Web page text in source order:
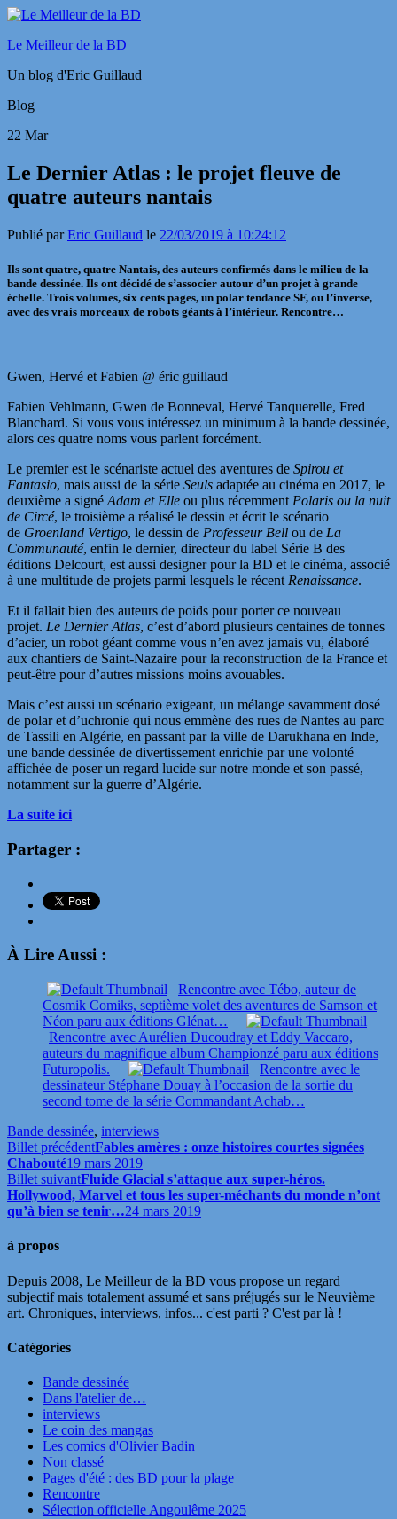
Le Meilleur de la BD
Un blog d'Eric Guillaud
Blog
22 Mar
Le Dernier Atlas : le projet fleuve de
quatre auteurs nantais
Publié parEric Guillaud le 22/03/2019 à 10:24:12
Ils sont quatre, quatre Nantais, des auteurs confirmés dans le milieu de la
bande dessinée. Ils ont décidé de s’associer autour d’un projet à grande
échelle. Trois volumes, six cents pages, un polar tendance SF, ou l’inverse,
avec des vrais morceaux de robots géants à l’intérieur. Rencontre…
Gwen, Hervé et Fabien @ éric guillaud
Fabien Vehlmann, Gwen de Bonneval, Hervé Tanquerelle, Fred
Blanchard. Si vous vous intéressez un minimum à la bande dessinée,
alors ces quatre noms vous parlent forcément.
Le premier est le scénariste actuel des aventures de Spirou et
Fantasio, mais aussi de la série Seuls adaptée au cinéma en 2017, le
deuxième a signé Adam et Elle ou plus récemment Polaris ou la nuit
de Circé, le troisième a réalisé le dessin et écrit le scénario
de Groenland Vertigo, le dessin de Professeur Bell ou de La
Communauté, enfin le dernier, directeur du label Série B des
éditions Delcourt, est aussi designer pour la BD et le cinéma, associé
à une multitude de projets parmi lesquels le récent Renaissance.
Et il fallait bien des auteurs de poids pour porter ce nouveau
projet. Le Dernier Atlas, c’est d’abord plusieurs centaines de tonnes
d’acier, un robot géant comme vous n’en avez jamais vu, élaboré
aux chantiers de Saint-Nazaire pour la reconstruction de la France et
peut-être pour d’autres missions moins avouables.
Mais c’est aussi un scénario exigeant, un mélange savamment dosé
de polar et d’uchronie qui nous emmène des rues de Nantes au parc
de Tassili en Algérie, en passant par la ville de Darukhana en Inde,
une bande dessinée de divertissement enrichie par une volonté
affichée de poser un regard lucide sur notre monde et son passé,
notamment sur la guerre d’Algérie.
La suite ici
Partager :
À Lire Aussi :
Rencontre avec Tébo, auteur de
Cosmik Comiks, septième volet des aventures de Samson et
Néon paru aux éditions Glénat…
Rencontre avec Aurélien Ducoudray et Eddy Vaccaro,
auteurs du magnifique album Championzé paru aux éditions
Futuropolis.
Rencontre avec le
dessinateur Stéphane Douay à l’occasion de la sortie du
second tome de la série Commandant Achab…
Bande dessinée, interviews
Billet précédentFables amères : onze histoires courtes signées
Chabouté19 mars 2019
Billet suivantFluide Glacial s’attaque aux super-héros.
Hollywood, Marvel et tous les super-méchants du monde n’ont
qu’à bien se tenir…24 mars 2019
à propos
Depuis 2008, Le Meilleur de la BD vous propose un regard
subjectif mais totalement assumé et sans préjugés sur le Neuvième
art. Chroniques, interviews, infos... c'est parti ? C'est par là !
Catégories
Bande dessinée
Dans l'atelier de…
interviews
Le coin des mangas
Les comics d'Olivier Badin
Non classé
Pages d'été : des BD pour la plage
Rencontre
Sélection officielle Angoulême 2025